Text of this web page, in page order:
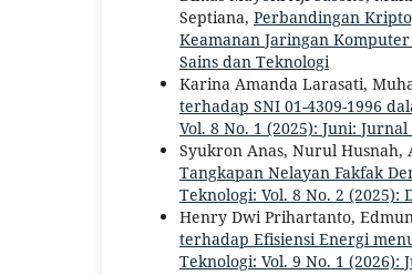
Septiana, Perbandingan
Keamanan Jaringan Komputer
Sains dan Teknologi
Karina Amanda Larasati,
terhadap SNI 01-4309-1996
Vol. 8 No. 1 (2025): Juni:
Syukron Anas, Nurul
Tangkapan Nelayan Fakfak
Teknologi: Vol. 8 No. 2
Henry Dwi Prihartanto,
terhadap Efisiensi Energi
Teknologi: Vol. 9 No. 1 (2026):